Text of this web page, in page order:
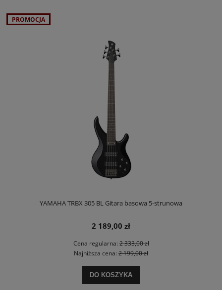
YAMAHA TRBX 305 BL Gitara basowa 5-strunowa
2 189,00 zł
Cena regularna:2 333,00 zł
Najniższa cena: 2 199,00 zł
DO KOSZYKA
PROMOCJA